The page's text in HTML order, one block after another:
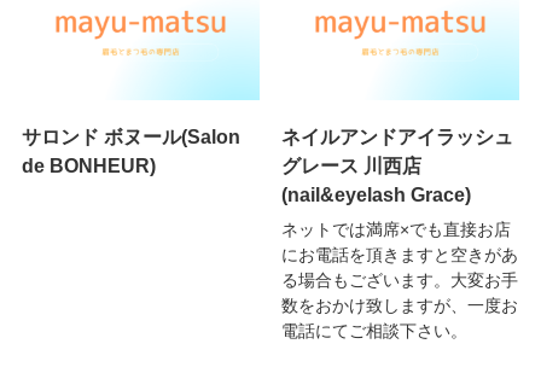
サロンド ボヌール(Salon
de BONHEUR)
ネイルアンドアイラッシュ
グレース 川西店
(nail&eyelash Grace)
ネットでは満席×でも直接お店
にお電話を頂きますと空きがあ
る場合もございます。大変お手
数をおかけ致しますが、一度お
電話にてご相談下さい。